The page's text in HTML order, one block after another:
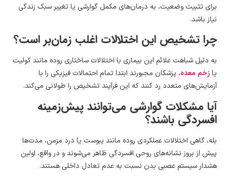
برای تثبیت وضعیت، به درمان‌های مکمل گوارشی یا تغییر سبک زندگی
نیاز باشد.
چرا تشخیص این اختلالات اغلب زمان‌بر است؟
به دلیل شباهت علائم این بیماری با اختلالات ساختاری روده مانند کولیت
یازخم معده، پزشکان مجبورند ابتدا تمام احتمالات فیزیکی را با
آزمایش‌های متعدد رد کنند که این فرآیند تشخیص را طولانی می‌کند.
آیا مشکلات گوارشی می‌توانند پیش‌زمینه
افسردگی باشند؟
بله، گاهی اختلالات عملکردی روده مانند یبوست یا درد مزمن، مدت‌ها
پیش از بروز نشانه‌های روحی افسردگی ظاهر می‌شوند و در واقع، اولین
هشدار سیستم عصبی بدن نسبت به عدم تعادل داخلی هستند.